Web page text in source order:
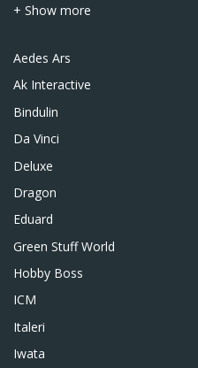
+ Show more
Aedes Ars
Ak Interactive
Bindulin
Da Vinci
Deluxe
Dragon
Eduard
Green Stuff World
Hobby Boss
ICM
Italeri
Iwata